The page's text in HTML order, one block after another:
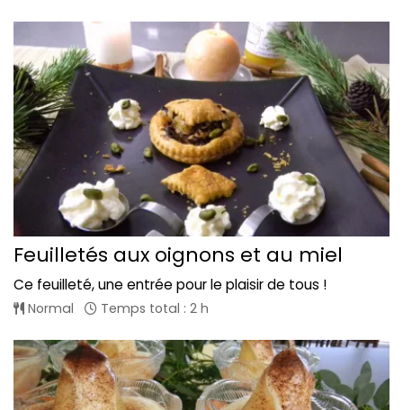
Feuilletés aux oignons et au miel
Ce feuilleté, une entrée pour le plaisir de tous !
Normal Temps total : 2 h